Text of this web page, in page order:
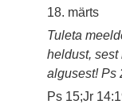
18. märts
Tuleta
heldust,
algusest! Ps
Ps 15;Jr